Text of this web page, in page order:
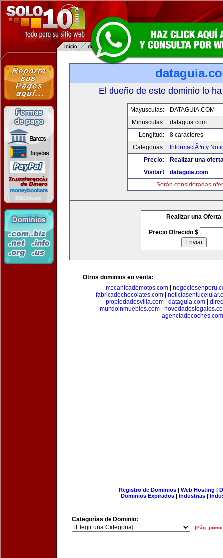
El dueño de este dominio lo
Mayusculas:
DATAGUIA.COM
Minusculas:
dataguia.com
Longitud:
8 caracteres
Categorias:
InformaciÃ³n y
Precio:
Realizar una
Visitar!
dataguia.com
Serán consideradas
Realizar una Oferta
Precio Ofrecido $
Otros dominios en venta:
mecanicademotos.com|
fabricadechocolates.com|
propiedadesvilla.com| dataguia.com|
mundoinmuebles.com
agenciadecoches.com
Registro de Dominios| Web Hosting |
Dominios Expirados | Industrias |
Categorías de Dominio:
[Pág.